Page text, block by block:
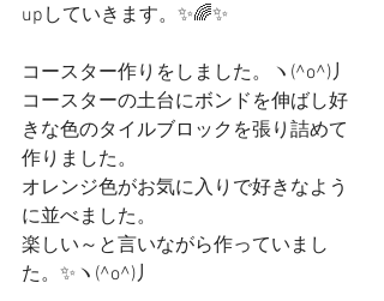
upしていきます。✨🌈✨
コースター作りをしました。ヽ(^o^)丿
コースターの土台にボンドを伸ばし好
きな色のタイルブロックを張り詰めて
作りました。
オレンジ色がお気に入りで好きなよう
に並べました。
楽しい～と言いながら作っていまし
た。✨ヽ(^o^)丿